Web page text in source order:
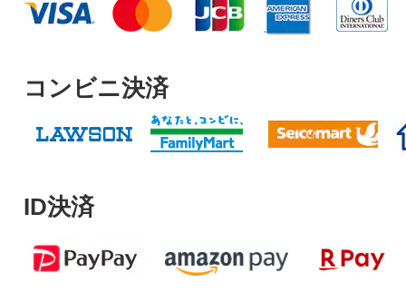
コンビニ決済
ID決済